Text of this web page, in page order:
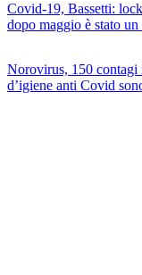
Covid-19, Bassetti:
dopo maggio è stato un
Norovirus, 150 contagi
d’igiene anti Covid